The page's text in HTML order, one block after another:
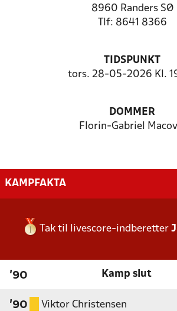
8960 Randers SØ
Tlf: 8641 8366
TIDSPUNKT
tors. 28-05-2026 Kl.
DOMMER
Florin-Gabriel
KAMPFAKTA
Tak til livescore-indberetter
'90 Kamp slut
'90 Viktor Christensen